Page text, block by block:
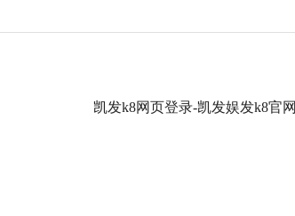
凯发k8网页登录-凯发娱发k8官网